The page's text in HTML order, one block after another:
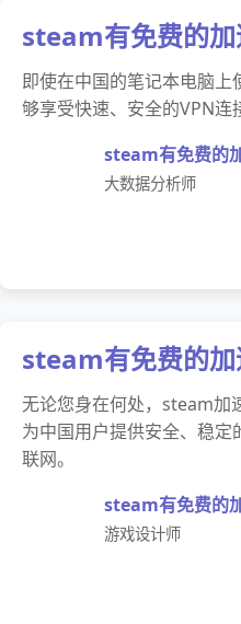
steam有免费的
即使在中国的笔记本电脑
够享受快速、安全的VPN连
steam有免费的
大数据分析师
steam有免费的
无论您身在何处，steam加
为中国用户提供安全、稳
联网。
steam有免费的
游戏设计师